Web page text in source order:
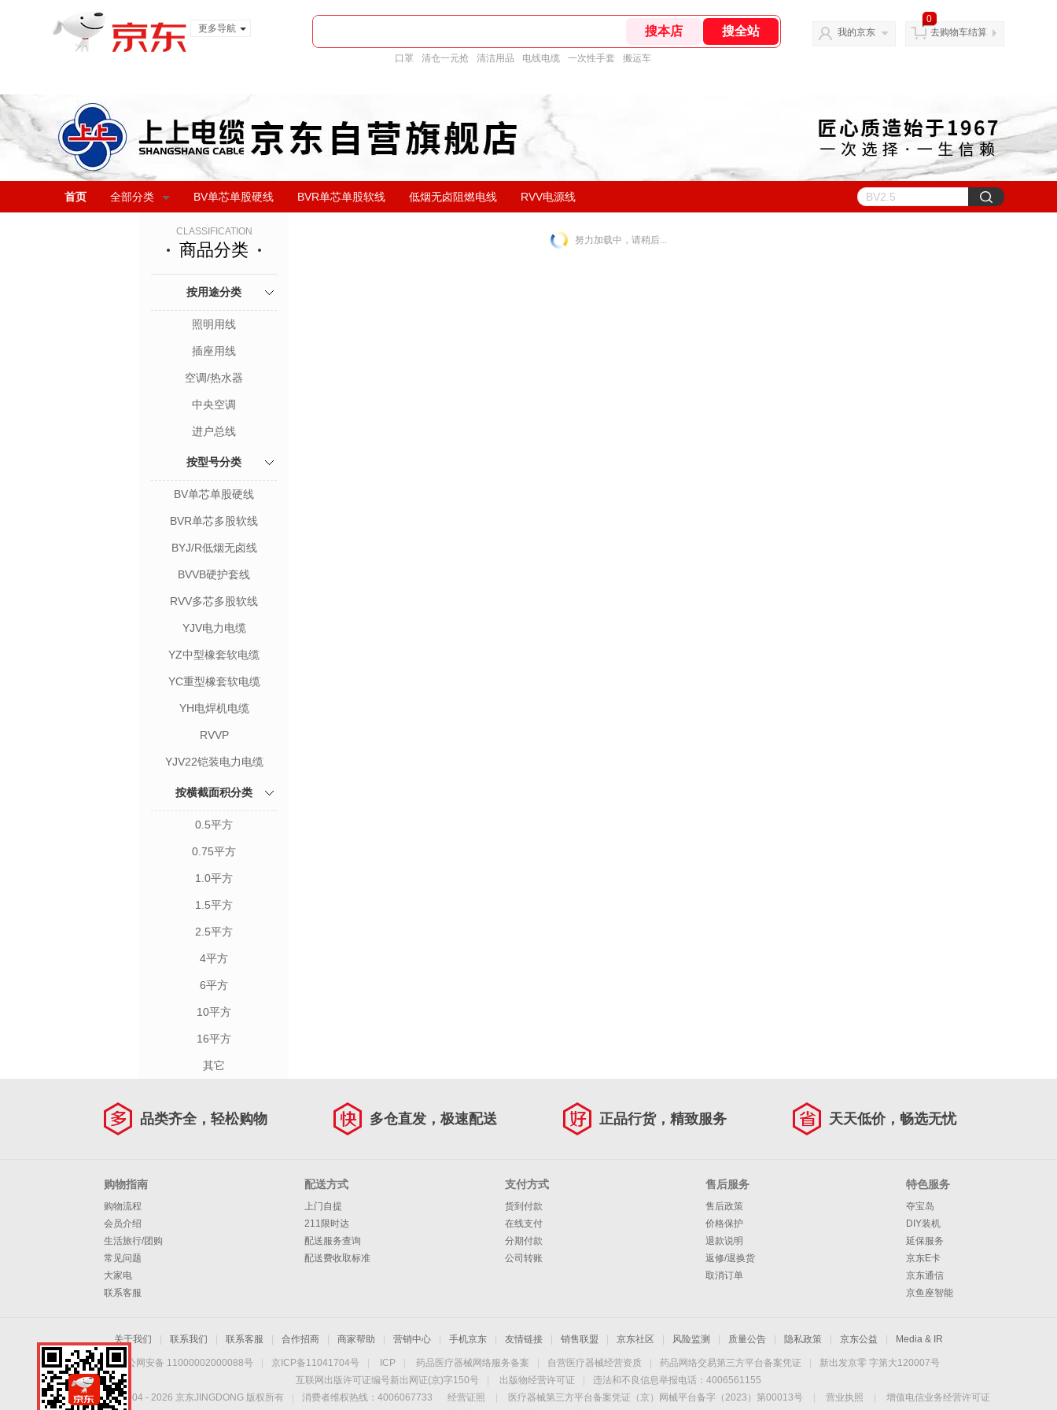
更多导航
口罩 清仓一元抢 清洁用品 电线电缆 一次性手套 搬运车
我的京东
0
去购物车结算
首页 全部分类 BV单芯单股硬线 BVR单芯单股软线 低烟无卤阻燃电线 RVV电源线
CLASSIFICATION
商品分类
按用途分类
照明用线
插座用线
空调/热水器
中央空调
进户总线
按型号分类
BV单芯单股硬线
BVR单芯多股软线
BYJ/R低烟无卤线
BVVB硬护套线
RVV多芯多股软线
YJV电力电缆
YZ中型橡套软电缆
YC重型橡套软电缆
YH电焊机电缆
RVVP
YJV22铠装电力电缆
按横截面积分类
0.5平方
0.75平方
1.0平方
1.5平方
2.5平方
4平方
6平方
10平方
16平方
其它
努力加载中，请稍后...
品类齐全，轻松购物 多仓直发，极速配送 正品行货，精致服务 天天低价，畅选无忧
购物指南
购物流程
会员介绍
生活旅行/团购
常见问题
大家电
联系客服
配送方式
上门自提
211限时达
配送服务查询
配送费收取标准
支付方式
货到付款
在线支付
分期付款
公司转账
售后服务
售后政策
价格保护
退款说明
返修/退换货
取消订单
特色服务
夺宝岛
DIY装机
延保服务
京东E卡
京东通信
京鱼座智能
关于我们 联系我们 联系客服 合作招商 商家帮助 营销中心 手机京东 友情链接 销售联盟 京东社区 风险监测 质量公告 隐私政策 京东公益 Media & IR
京公网安备 11000002000088号 京ICP备11041704号 ICP 药品医疗器械网络服务备案 自营医疗器械经营资质 药品网络交易第三方平台备案凭证
新出发京零 字第大120007号
互联网出版许可证编号新出网证(京)字150号
出版物经营许可证
违法和不良信息举报电话：4006561155
Copyright © 2004 - 2026 京东JINGDONG 版权所有 消费者维权热线：4006067733 经营证照 医疗器械第三方平台备案凭证（京）网械平台备字（2023）第00013号 营业执照
增值电信业务经营许可证
上上电缆，一次选